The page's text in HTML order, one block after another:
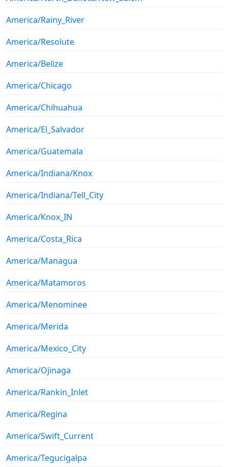
America/Rainy_River
America/Resolute
America/Belize
America/Chicago
America/Chihuahua
America/El_Salvador
America/Guatemala
America/Indiana/Knox
America/Indiana/Tell_City
America/Knox_IN
America/Costa_Rica
America/Managua
America/Matamoros
America/Menominee
America/Merida
America/Mexico_City
America/Ojinaga
America/Rankin_Inlet
America/Regina
America/Swift_Current
America/Tegucigalpa